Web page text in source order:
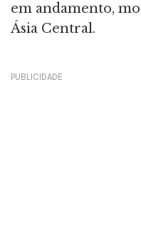
em andamento,
Ásia Central.
PUBLICIDADE